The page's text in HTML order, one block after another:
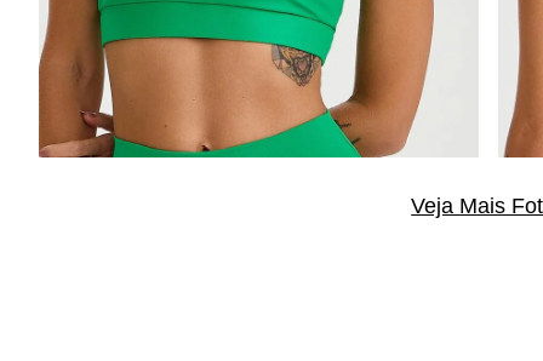
Veja Mais